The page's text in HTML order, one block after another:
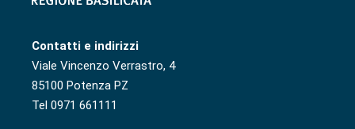
Contatti e indirizzi
Viale Vincenzo Verrastro, 4
85100 Potenza PZ
Tel 0971 661111